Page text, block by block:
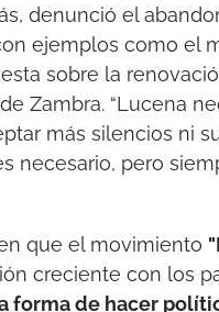
denunció el
ejemplos como el
sobre la
Zambra. “Lucena
más silencios ni
necesario, pero
que el movimiento
creciente con los
forma de hacer